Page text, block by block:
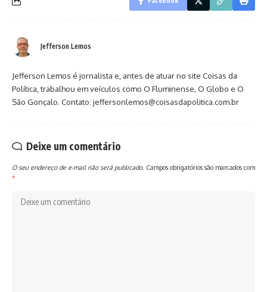
Jefferson Lemos
Jefferson Lemos é jornalista e, antes de atuar no site Coisas da
Política, trabalhou em veículos como O Fluminense, O Globo e O
São Gonçalo. Contato: jeffersonlemos@coisasdapolitica.com.br
Deixe um comentário
O seu endereço de e-mail não será publicado. Campos obrigatórios são marcados com
*